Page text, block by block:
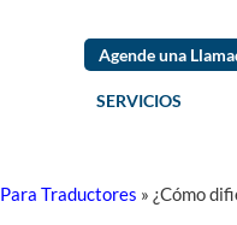
Agende una
SERVICIOS
Para Traductores » ¿Cómo